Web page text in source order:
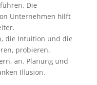
Die
Unternehmen hilft
die Intuition und die
probieren,
an. Planung und
Illusion.